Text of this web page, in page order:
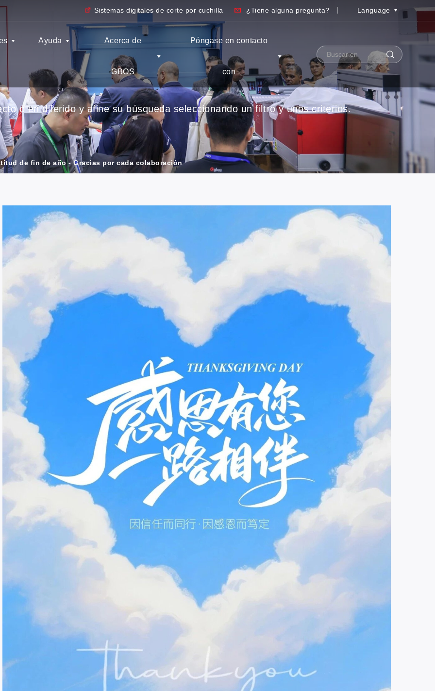
Sistemas digitales de corte por cuchilla ¿Tiene alguna pregunta? Language
Ayuda Acerca de
GBOS
Póngase en contacto
con
o en diferido y afine su búsqueda seleccionando un filtro y unos criterios.
de fin de año - Gracias por cada colaboración